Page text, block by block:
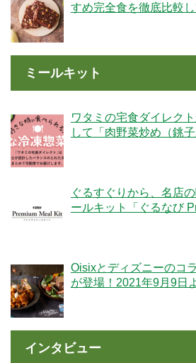
すめ完全食を徹底比較
ミールキット
ワタミの宅食ダイレク
して「肉野菜炒め（銚
ぐるすぐりから、名店
ールキット「ぐるなび
Oisixとディズニーのコ
が登場！2021年9月9日
インタビュー